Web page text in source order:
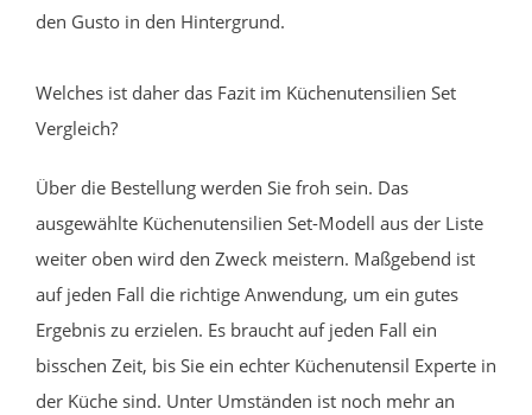
den Gusto in den Hintergrund.
Welches ist daher das Fazit im Küchenutensilien Set
Vergleich?
Über die Bestellung werden Sie froh sein. Das
ausgewählte Küchenutensilien Set-Modell aus der Liste
weiter oben wird den Zweck meistern. Maßgebend ist
auf jeden Fall die richtige Anwendung, um ein gutes
Ergebnis zu erzielen. Es braucht auf jeden Fall ein
bisschen Zeit, bis Sie ein echter Küchenutensil Experte in
der Küche sind. Unter Umständen ist noch mehr an